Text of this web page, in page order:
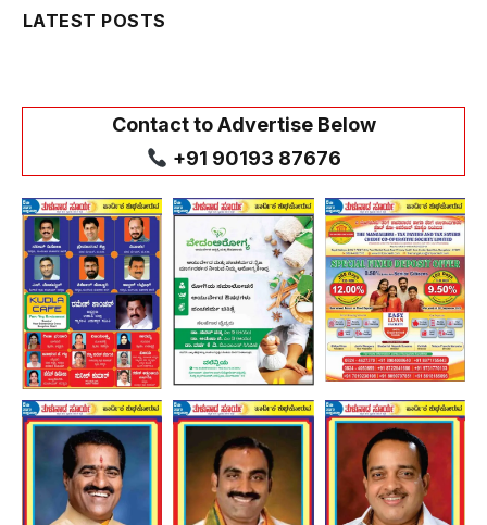
LATEST POSTS
Contact to Advertise Below
+91 90193 87676